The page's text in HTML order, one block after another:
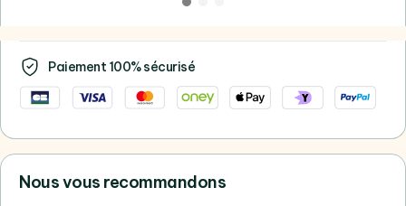
Paiement 100% sécurisé
Nous vous recommandons